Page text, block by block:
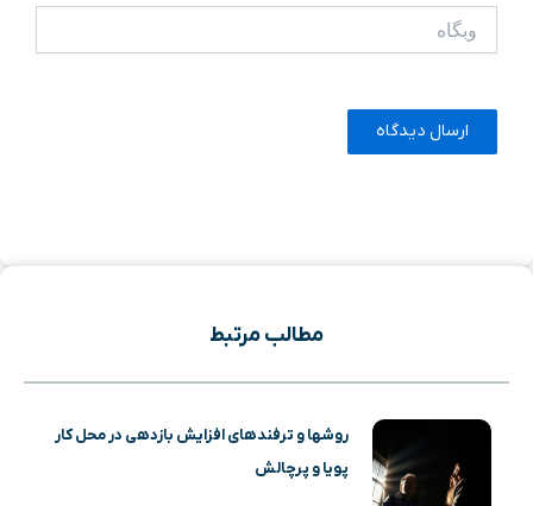
مطالب مرتبط
روشها و ترفندهای افزایش بازدهی در محل کار
پویا و پرچالش